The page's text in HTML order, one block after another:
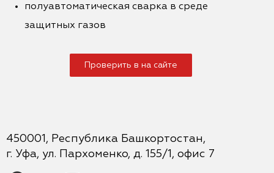
полуавтоматическая сварка в среде
защитных газов
Проверить в на сайте
450001, Республика Башкортостан,
г. Уфа, ул. Пархоменко, д. 155/1, офис 7